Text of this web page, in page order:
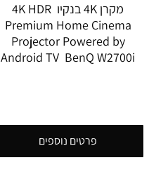
מקרן 4K בנקיו 4K HDR
Premium Home Cinema
Projector Powered by
Android TV BenQ W2700i
פרטים נוספים